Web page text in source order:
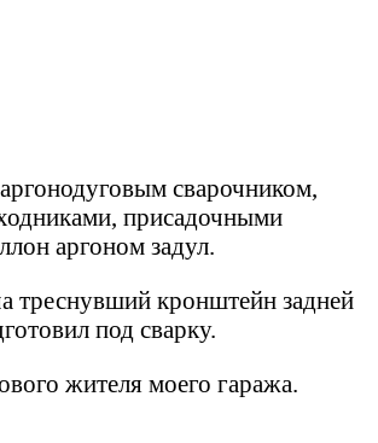
сварочником,
присадочными
аргоном задул.
треснувший кронштейн задней
под сварку.
жителя моего гаража.